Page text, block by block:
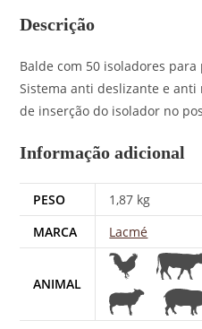
Descrição
Balde com 50 isoladores
Sistema anti deslizante e
de inserção do isolador no
Informação adicional
PESO
1,87 kg
MARCA
Lacmé
ANIMAL